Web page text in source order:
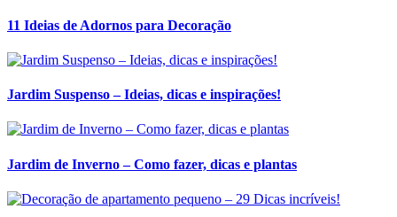
7 COMENTÁRIOS
Compartilhe:
Posts relacionados
11 Ideias de Adornos para Decoração